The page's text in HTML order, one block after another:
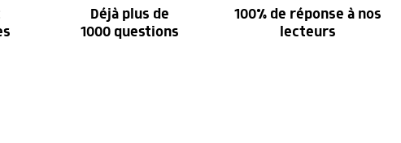
Déjà plus de
1000 questions
100% de réponse à nos
lecteurs